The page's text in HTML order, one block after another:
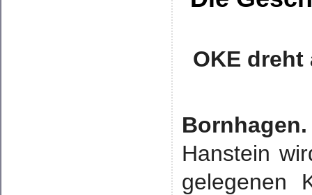
OKE dreht
Bornhagen.
Hanstein
gelegenen